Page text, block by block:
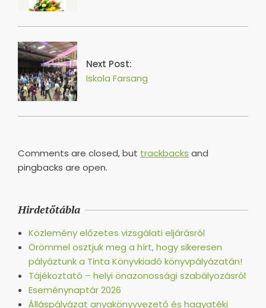
Next Post:
Iskola Farsang
Comments are closed, but trackbacks and
pingbacks are open.
Hirdetőtábla
Közlemény előzetes vizsgálati eljárásról
Örömmel osztjuk meg a hírt, hogy sikeresen
pályáztunk a Tinta Könyvkiadó könyvpályázatán!
Tájékoztató – helyi önazonossági szabályozásról
Eseménynaptár 2026
Álláspályázat anyakönyvvezető és hagyatéki